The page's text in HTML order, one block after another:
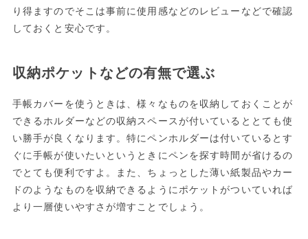
り得ますのでそこは事前に使用感などのレビューなどで確認
しておくと安心です。
収納ポケットなどの有無で選ぶ
手帳カバーを使うときは、様々なものを収納しておくことが
できるホルダーなどの収納スペースが付いているととても使
い勝手が良くなります。特にペンホルダーは付いているとす
ぐに手帳が使いたいというときにペンを探す時間が省けるの
でとても便利ですよ。また、ちょっとした薄い紙製品やカー
ドのようなものを収納できるようにポケットがついていれば
より一層使いやすさが増すことでしょう。